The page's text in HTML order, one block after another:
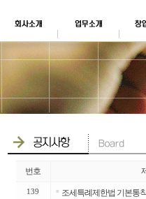
번호
139 ■ 조세특례제한법 기본통